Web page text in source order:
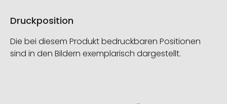
Druckposition
Die bei diesem Produkt bedruckbaren Positionen
sind in den Bildern exemplarisch dargestellt.